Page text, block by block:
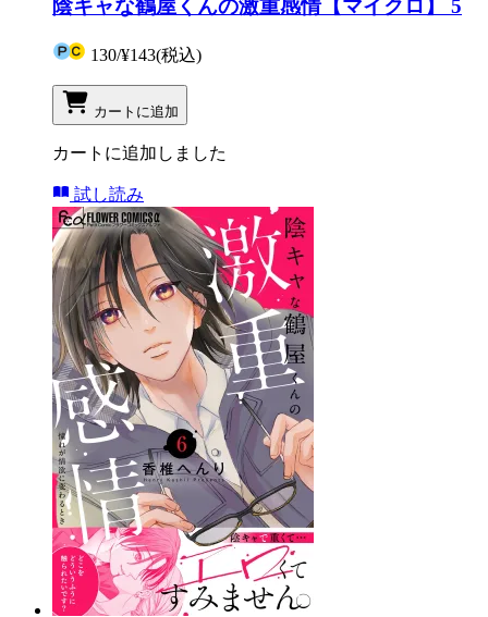
陰キャな鶴屋くんの激重感情【マイクロ】 5
130/¥143(税込)
カートに追加
カートに追加しました
試し読み